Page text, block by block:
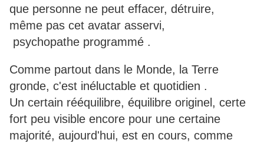
que personne ne peut effacer, détruire,
même pas cet avatar asservi,
psychopathe programmé .
Comme partout dans le Monde, la Terre
gronde, c'est inéluctable et quotidien .
Un certain rééquilibre, équilibre originel, certe
fort peu visible encore pour une certaine
majorité, aujourd'hui, est en cours, comme